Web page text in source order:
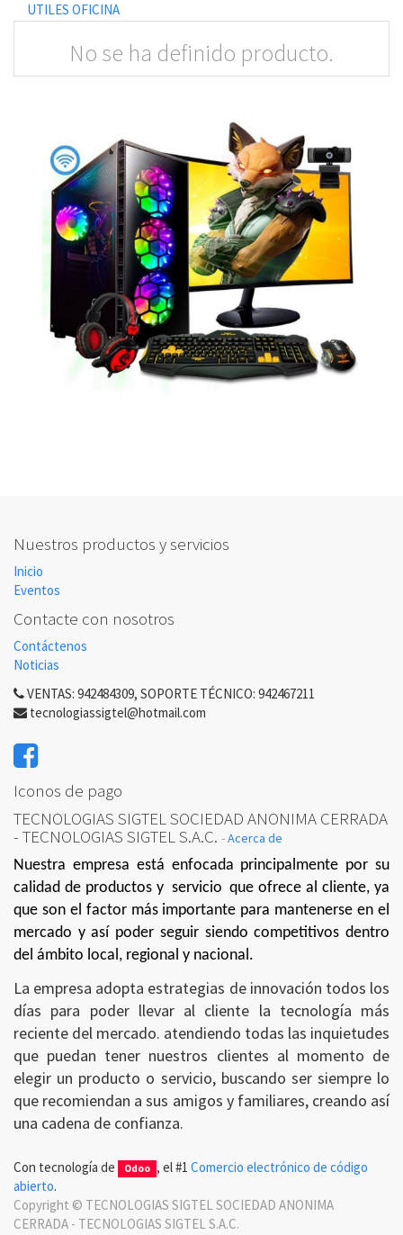
UTILES OFICINA
No se ha definido producto.
Nuestros productos y servicios
Inicio
Eventos
Contacte con nosotros
Contáctenos
Noticias
VENTAS: 942484309, SOPORTE TÉCNICO: 942467211
tecnologiassigtel@hotmail.com
Iconos de pago
TECNOLOGIAS SIGTEL SOCIEDAD ANONIMA CERRADA
- TECNOLOGIAS SIGTEL S.A.C. -Acerca de
Nuestra empresa está enfocada principalmente por su
calidad de productos y servicio que ofrece al cliente, ya
que son el factor más importante para mantenerse en el
mercado y así poder seguir siendo competitivos dentro
del ámbito local, regional y nacional.
La empresa adopta estrategias de innovación todos los
días para poder llevar al cliente la tecnología más
reciente del mercado. atendiendo todas las inquietudes
que puedan tener nuestros clientes al momento de
elegir un producto o servicio, buscando ser siempre lo
que recomiendan a sus amigos y familiares, creando así
una cadena de confianza.
Con tecnología de Odoo , el #1 Comercio electrónico de código
abierto.
Copyright © TECNOLOGIAS SIGTEL SOCIEDAD ANONIMA
CERRADA - TECNOLOGIAS SIGTEL S.A.C.